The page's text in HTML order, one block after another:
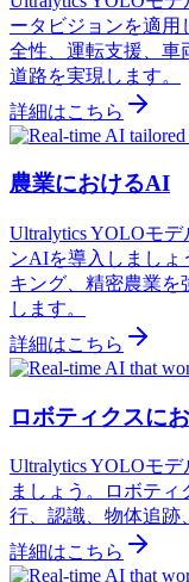
ータビジョンを適
全性、運転支援、車
道路を実現します。
詳細はこちら
農業におけるAI
Ultralytics YOLOモ
ンAIを導入しましょ
キング、精密農業を
します。
詳細はこちら
ロボティクスに
Ultralytics YOLOモ
ましょう。ロボテ
行、認識、物体追跡
詳細はこちら